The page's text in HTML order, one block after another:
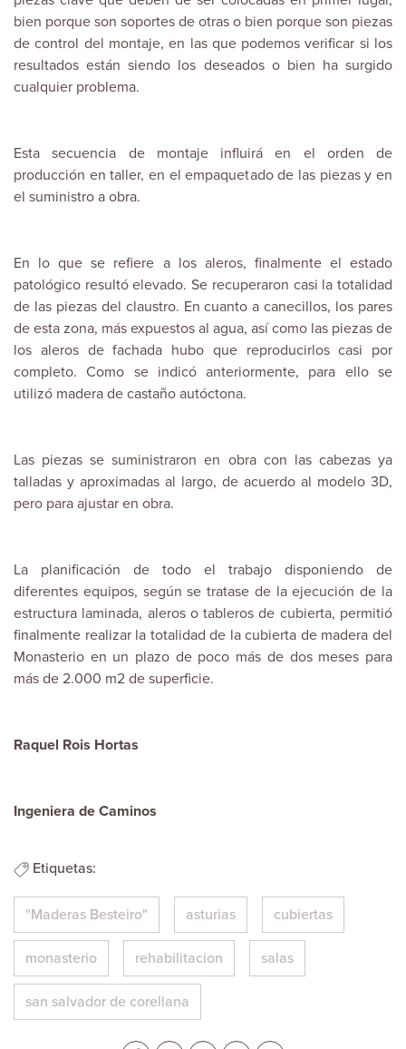
bien porque son soportes de otras o bien porque son piezas
de control del montaje, en las que podemos verificar si los
resultados están siendo los deseados o bien ha surgido
cualquier problema.
Esta secuencia de montaje influirá en el orden de
producción en taller, en el empaquetado de las piezas y en
el suministro a obra.
En lo que se refiere a los aleros, finalmente el estado
patológico resultó elevado. Se recuperaron casi la totalidad
de las piezas del claustro. En cuanto a canecillos, los pares
de esta zona, más expuestos al agua, así como las piezas de
los aleros de fachada hubo que reproducirlos casi por
completo. Como se indicó anteriormente, para ello se
utilizó madera de castaño autóctona.
Las piezas se suministraron en obra con las cabezas ya
talladas y aproximadas al largo, de acuerdo al modelo 3D,
pero para ajustar en obra.
La planificación de todo el trabajo disponiendo de
diferentes equipos, según se tratase de la ejecución de la
estructura laminada, aleros o tableros de cubierta, permitió
finalmente realizar la totalidad de la cubierta de madera del
Monasterio en un plazo de poco más de dos meses para
más de 2.000 m2 de superficie.
Raquel Rois Hortas
Ingeniera de Caminos
Etiquetas:
"Maderas Besteiro" asturias cubiertas
monasterio rehabilitacion salas
san salvador de corellana